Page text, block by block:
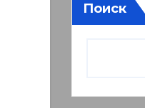
Поиск